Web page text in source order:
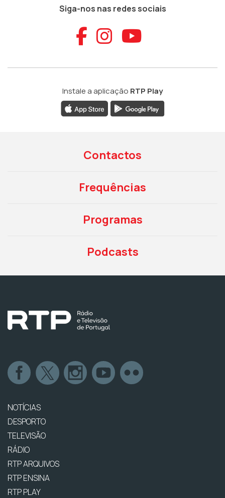
Siga-nos nas redes sociais
Aceder ao
Aceder ao
Aceder
Instale a aplicação RTP Play
Contactos
Frequências
Programas
Podcasts
NOTÍCIAS
DESPORTO
TELEVISÃO
RÁDIO
RTP ARQUIVOS
RTP ENSINA
RTP PLAY